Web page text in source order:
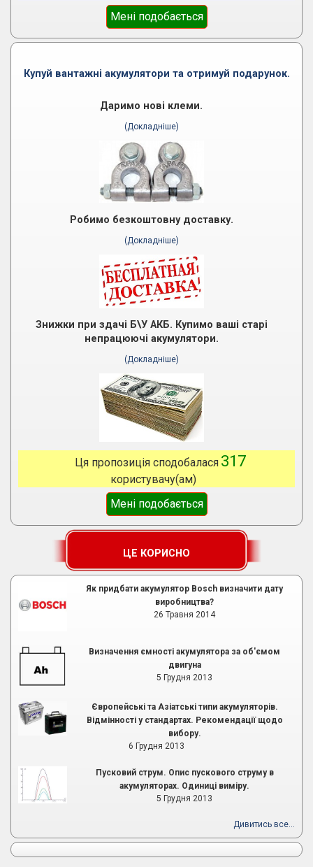
Мені подобається
Купуй вантажні акумулятори та отримуй подарунок.
Даримо нові клеми.
(Докладніше)
Робимо безкоштовну доставку.
(Докладніше)
Знижки при здачі Б\У АКБ. Купимо ваші старі
непрацюючі акумулятори.
(Докладніше)
Ця пропозиція сподобалася 317
користувачу(ам)
Мені подобається
ЦЕ КОРИСНО
Як придбати акумулятор Bosch визначити дату
виробництва?
26 Травня 2014
Визначення ємності акумулятора за об'ємом
двигуна
5 Грудня 2013
Європейські та Азіатські типи акумуляторів.
Відмінності у стандартах. Рекомендації щодо
вибору.
6 Грудня 2013
Пусковий струм. Опис пускового струму в
акумуляторах. Одиниці виміру.
5 Грудня 2013
Дивитись все...